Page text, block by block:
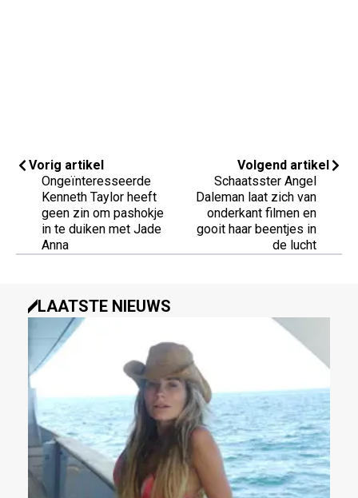
Vorig artikel
Ongeïnteresseerde
Kenneth Taylor heeft
geen zin om pashokje
in te duiken met Jade
Anna
Volgend artikel
Schaatsster Angel
Daleman laat zich van
onderkant filmen en
gooit haar beentjes in
de lucht
LAATSTE NIEUWS